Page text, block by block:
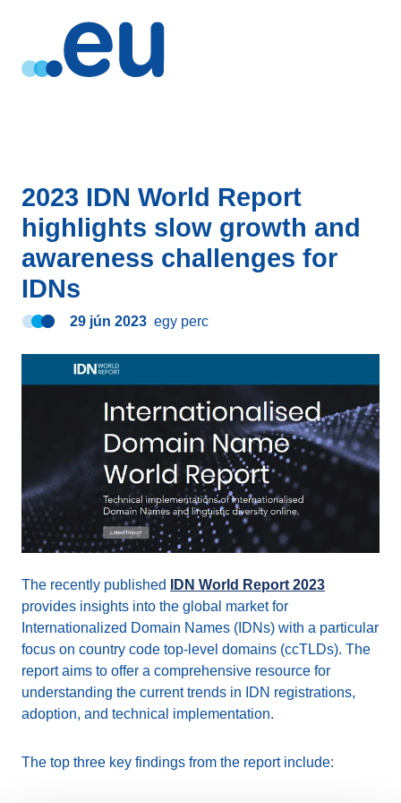
2023 IDN World Report
highlights slow growth and
awareness challenges for
IDNs
29 jún 2023 egy perc
The recently published
IDN World Report 2023
provides insights into the global market for
Internationalized Domain Names (IDNs) with a particular
focus on country code top-level domains (ccTLDs). The
report aims to offer a comprehensive resource for
understanding the current trends in IDN registrations,
adoption, and technical implementation.
The top three key findings from the report include: